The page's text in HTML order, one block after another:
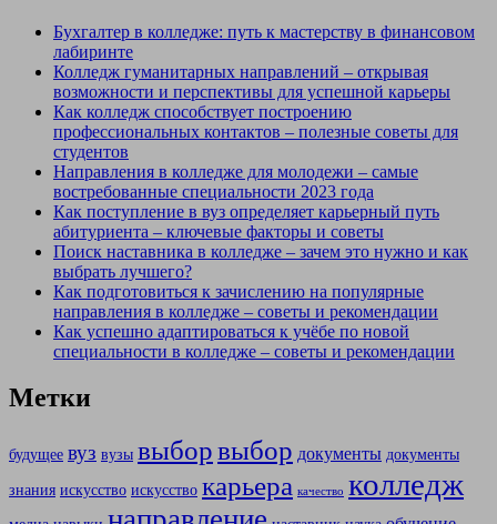
Бухгалтер в колледже: путь к мастерству в финансовом
лабиринте
Колледж гуманитарных направлений – открывая
возможности и перспективы для успешной карьеры
Как колледж способствует построению
профессиональных контактов – полезные советы для
студентов
Направления в колледже для молодежи – самые
востребованные специальности 2023 года
Как поступление в вуз определяет карьерный путь
абитуриента – ключевые факторы и советы
Поиск наставника в колледже – зачем это нужно и как
выбрать лучшего?
Как подготовиться к зачислению на популярные
направления в колледже – советы и рекомендации
Как успешно адаптироваться к учёбе по новой
специальности в колледже – советы и рекомендации
Метки
будущее вуз вузы выборвыбор документы документы
знания искусство искусство карьера качество колледж